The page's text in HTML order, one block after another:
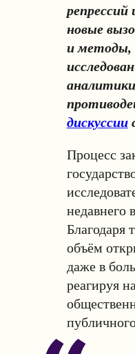
новые
и методы,
дискуссии
Процесс
недавнего
Благодаря
объём
даже в
реагируя